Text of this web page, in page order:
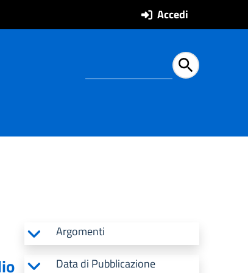
Accedi
Ricerca
Argomenti
Data di Pubblicazione